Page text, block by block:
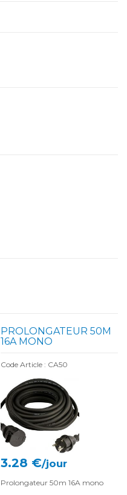
PROLONGATEUR 50M
16A MONO
Code Article : CA50
3.28 €/jour
Prolongateur 50m 16A mono